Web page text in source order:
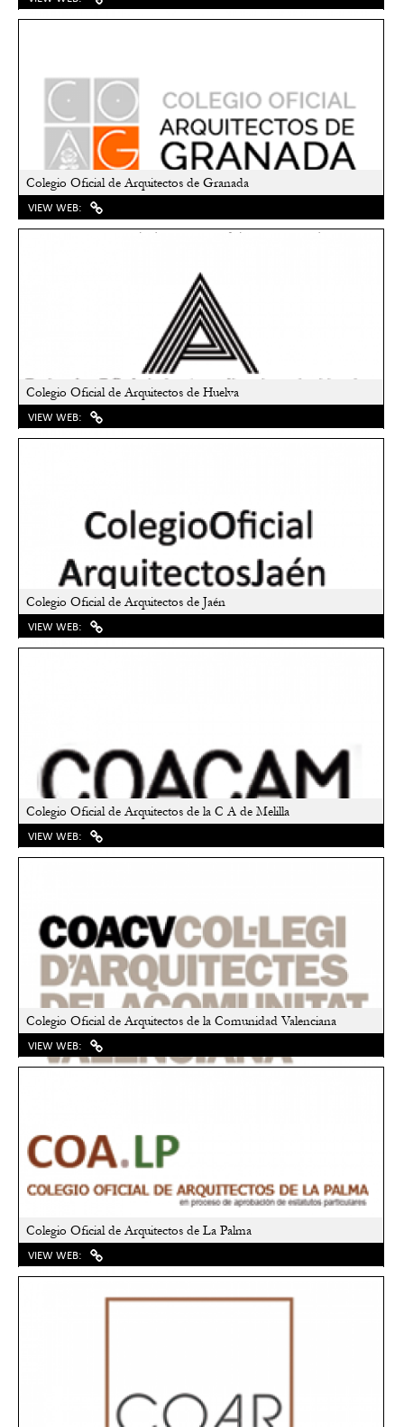
Colegio Oficial de Arquitectos de Granada
VIEW WEB:
Colegio Oficial de Arquitectos de Huelva
VIEW WEB:
Colegio Oficial de Arquitectos de Jaén
VIEW WEB:
Colegio Oficial de Arquitectos de la C A de Melilla
VIEW WEB:
Colegio Oficial de Arquitectos de la Comunidad Valenciana
VIEW WEB:
Colegio Oficial de Arquitectos de La Palma
VIEW WEB: